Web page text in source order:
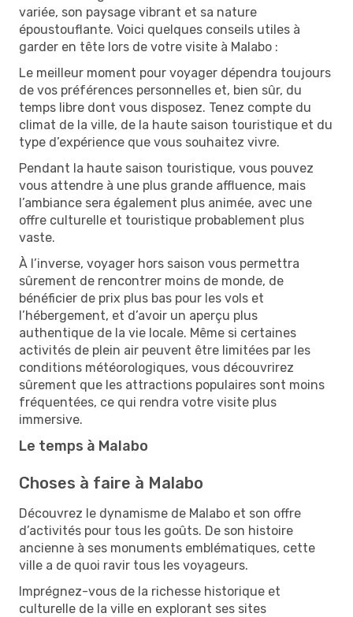
variée, son paysage vibrant et sa nature
époustouflante. Voici quelques conseils utiles à
garder en tête lors de votre visite à Malabo :
Le meilleur moment pour voyager dépendra toujours
de vos préférences personnelles et, bien sûr, du
temps libre dont vous disposez. Tenez compte du
climat de la ville, de la haute saison touristique et du
type d’expérience que vous souhaitez vivre.
Pendant la haute saison touristique, vous pouvez
vous attendre à une plus grande affluence, mais
l’ambiance sera également plus animée, avec une
offre culturelle et touristique probablement plus
vaste.
À l’inverse, voyager hors saison vous permettra
sûrement de rencontrer moins de monde, de
bénéficier de prix plus bas pour les vols et
l’hébergement, et d’avoir un aperçu plus
authentique de la vie locale. Même si certaines
activités de plein air peuvent être limitées par les
conditions météorologiques, vous découvrirez
sûrement que les attractions populaires sont moins
fréquentées, ce qui rendra votre visite plus
immersive.
Le temps à Malabo
Choses à faire à Malabo
Découvrez le dynamisme de Malabo et son offre
d’activités pour tous les goûts. De son histoire
ancienne à ses monuments emblématiques, cette
ville a de quoi ravir tous les voyageurs.
Imprégnez-vous de la richesse historique et
culturelle de la ville en explorant ses sites